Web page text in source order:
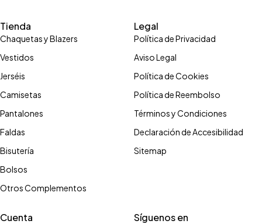
Tienda
Chaquetas y Blazers
Vestidos
Jerséis
Camisetas
Pantalones
Faldas
Bisutería
Bolsos
Otros Complementos
Legal
Política de Privacidad
Aviso Legal
Política de Cookies
Política de Reembolso
Términos y Condiciones
Declaración de Accesibilidad
Sitemap
Cuenta Síguenos en